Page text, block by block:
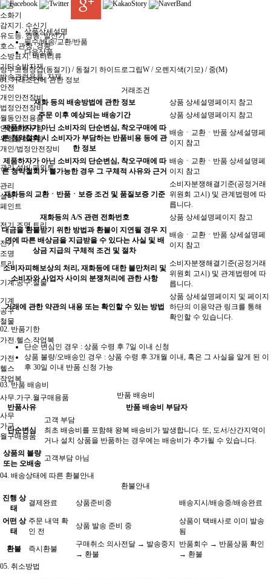
소방
소화기
감지기. 수신기
유도등. 경종. 발신기
호스. 관창. 경종
소방표지. 배터리류
기타소방자재
방송관련용품. 자재
안전
개인안전장비
법정안전장비
월동안전용품
안전보호구함
위험물보관함
개인/법정안전장비
관리.설비.페인트
관리
설비
페인트
전기.조명.트리
전기
조명
트리
기계.공구.철물
기계
공구
철물
가전.헬스.작업복
가전
헬스
작업복
사무.가구.월구매용품
사무
가구
월구매용품
상품상세설명
필수/배송/교환/반품
다음상품
방수코팅장갑(동절기) / 동절기 하이드로그립W / 오렌지색(기모) / 중(M)
01.거래조건에 관한 정보
거래조건
재화 등의 배송방법에 관한 정보
상품 상세설명페이지 참고
주문 이후 예상되는 배송기간
상품 상세설명페이지 참고
제품하자가 아닌 소비자의 단순변심, 착오구매에 따
른 청약철회 시 소비자가 부담하는 반품비용 등에 관
한 정보
배송ㆍ교환ㆍ반품 상세설명페
이지 참고
제품하자가 아닌 소비자의 단순변심, 착오구매에 따
른 청약철회가 불가능한 경우 그 구체적 사유와 근거
배송ㆍ교환ㆍ반품 상세설명페
이지 참고
재화등의 교환ㆍ반품ㆍ보증 조건 및 품질보증 기준
소비자분쟁해결기준(공정거래
위원회 고시) 및 관계법령에 따
릅니다.
재화등의 A/S 관련 전화번호
상품 상세설명페이지 참고
대금을 환불받기 위한 방법과 환불이 지연될 경우 지
연에 따른 배상금을 지급받을 수 있다는 사실 및 배
상금 지급의 구체적 조건 및 절차
배송ㆍ교환ㆍ반품 상세설명페
이지 참고
소비자피해보상의 처리, 재화등에 대한 불만처리 및
소비자와 사업자 사이의 분쟁처리에 관한 사항
소비자분쟁해결기준(공정거래
위원회 고시) 및 관계법령에 따
릅니다.
거래에 관한 약관의 내용 또는 확인할 수 있는 방법
상품 상세설명페이지 및 페이지
하단의 이용약관 링크를 통해
확인할 수 있습니다.
02. 반품기한
단순 변심인 경우 : 상품 수령 후 7일 이내 신청
상품 불량/오배송인 경우 : 상품 수령 후 3개월 이내, 혹은 그 사실을 알게 된 이
후 30일 이내 반품 신청 가능
03.반품 배송비
반품 배송비
반품사유
반품 배송비 부담자
단순변심
고객 부담
최초 배송비를 포함해 왕복 배송비가 발생합니다. 또, 도서/산간지역이
거나 설치 상품을 반품하는 경우에는 배송비가 추가될 수 있습니다.
상품의 불량
또는 오배송
고객부담 아님
04. 배송상태에 따른 환불안내
환불안내
진행 상
태
결제완료 상품준비중 배송지시/배송중/배송완료
어떤 상
태
주문 내역 확
인 전
상품 발송 준비 중
상품이 택배사로 이미 발송
됨
환불 즉시환불
구매취소 의사전달 → 발송중지
→ 환불
반품회수 → 반품상품 확인
→ 환불
05. 취소방법